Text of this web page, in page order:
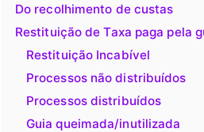
Do recolhimento de custas
Restituição de Taxa paga pela
Restituição Incabível
Processos não distribuídos
Processos distribuídos
Guia queimada/inutilizada